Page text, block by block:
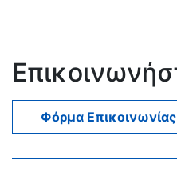
Φόρμα Επικοινωνίας